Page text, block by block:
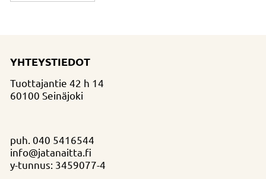
YHTEYSTIEDOT
Tuottajantie 42 h 14
60100 Seinäjoki
puh. 040 5416544
info@jatanaitta.fi
y-tunnus: 3459077-4